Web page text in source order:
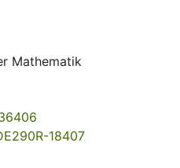
Mathematik
18407